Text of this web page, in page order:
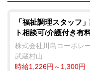
「福祉調理スタッフ
ト相談可/介護付き有
株式会社川島コーポレ
武蔵村山
時給1,226円～1,300円